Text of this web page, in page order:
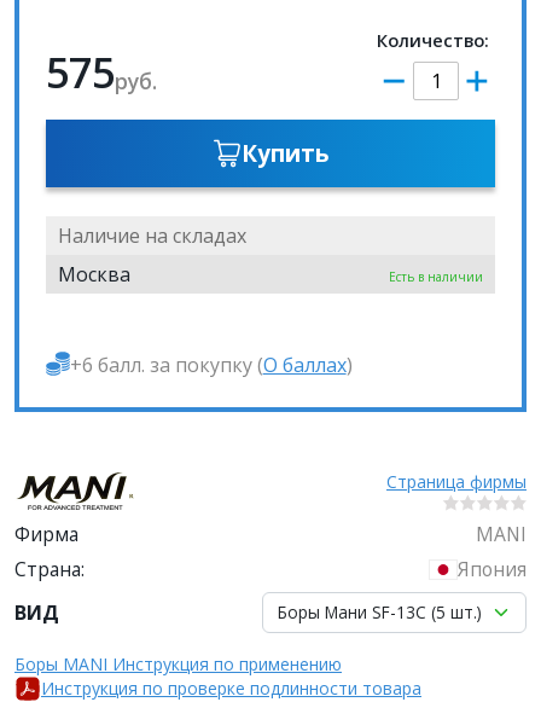
575руб.
Количество:
Купить
Наличие на складах
Москва
Есть в наличии
+6 балл. за покупку (О баллах)
Страница фирмы
Фирма
MANI
Страна:
Япония
ВИД
Боры Мани SF-13C (5 шт.)
Боры MANI Инструкция по применению
Инструкция по проверке подлинности товара